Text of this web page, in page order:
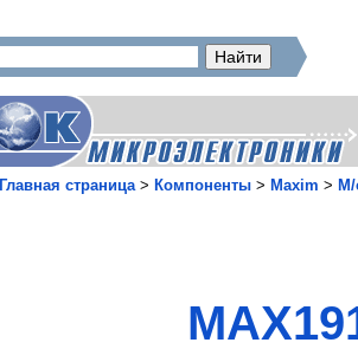
Главная страница> Компоненты > Maxim > М/